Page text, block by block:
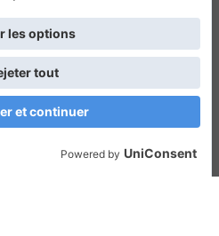
en haut
duGroupe CPPRESSE